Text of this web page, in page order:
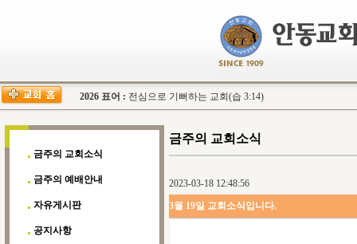
2026 표어 : 전심으로 기뻐하는 교회(습 3:14)
금주의 교회소식
금주의 예배안내
자유게시판
공지사항
금주의 교회소식
2023-03-18 12:48:56
3월 19일 교회소식입니다.